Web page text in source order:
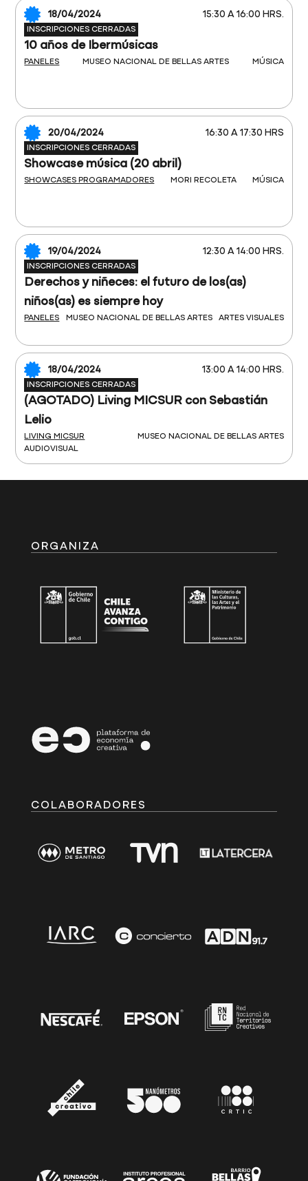
18/04/2024 15:30 A 16:00 HRS.
INSCRIPCIONES CERRADAS
10 años de Ibermúsicas
PANELES MUSEO NACIONAL DE BELLAS ARTES MÚSICA
20/04/2024 16:30 A 17:30 HRS
INSCRIPCIONES CERRADAS
Showcase música (20 abril)
SHOWCASES PROGRAMADORES MORI RECOLETA MÚSICA
19/04/2024 12:30 A 14:00 HRS.
INSCRIPCIONES CERRADAS
Derechos y niñeces: el futuro de los(as)
niños(as) es siempre hoy
PANELES MUSEO NACIONAL DE BELLAS ARTES ARTES VISUALES
18/04/2024 13:00 A 14:00 HRS.
INSCRIPCIONES CERRADAS
(AGOTADO) Living MICSUR con Sebastián
Lelio
LIVING MICSUR
MUSEO NACIONAL DE BELLAS ARTES
AUDIOVISUAL
ORGANIZA
COLABORADORES